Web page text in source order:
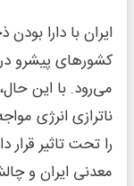
ایران با دارا
کشورهای پیشرو
می‌رود. با این
ناترازی انرژی
را تحت تاثیر
معدنی ایران و